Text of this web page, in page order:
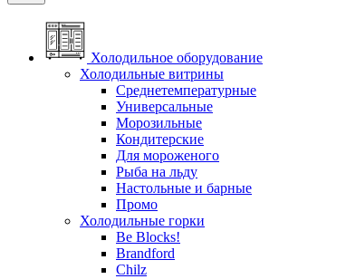
Холодильное оборудование
Холодильные витрины
Среднетемпературные
Универсальные
Морозильные
Кондитерские
Для мороженого
Рыба на льду
Настольные и барные
Промо
Холодильные горки
Be Blocks!
Brandford
Chilz